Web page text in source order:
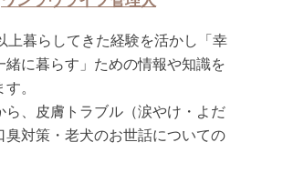
上暮らしてきた経験を活かし「幸
緒に暮らす」ための情報や知識を
。
ら、皮膚トラブル（涙やけ・よだ
臭対策・老犬のお世話についての